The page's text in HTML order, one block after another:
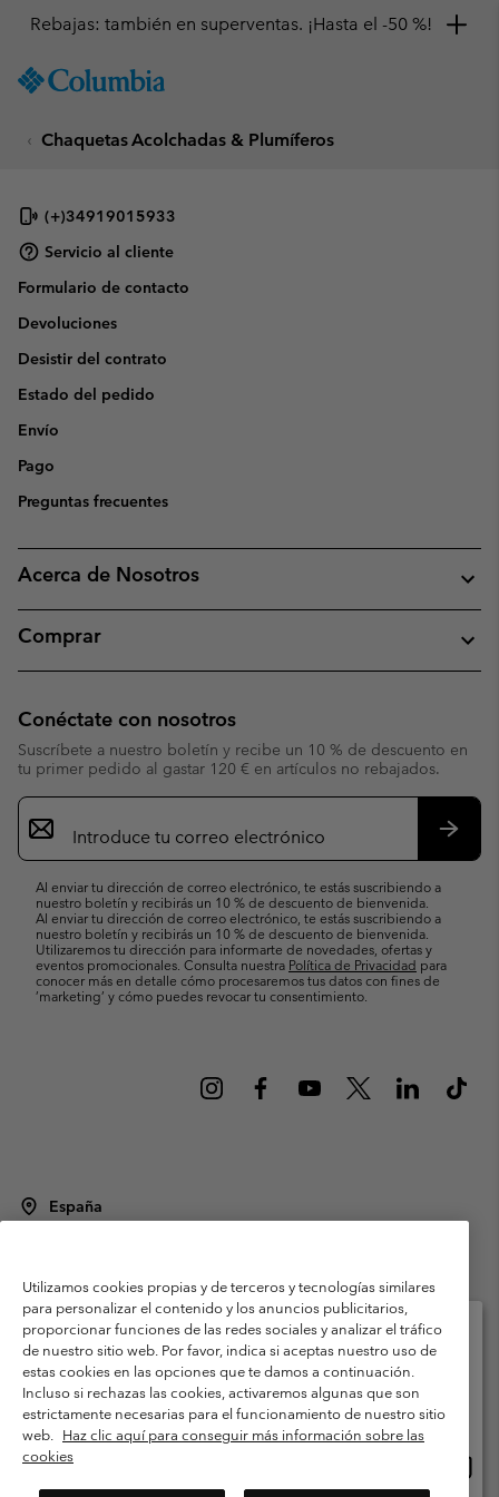
TO
SKIP
NAV
SKIP
SEARCH
Rebajas: también en superventas. ¡Hasta el -50 %!
Chaquetas Acolchadas & Plumíferos
(+)34919015933
Servicio al cliente
Formulario de contacto
Devoluciones
Desistir del contrato
Estado del pedido
Envío
Pago
Preguntas frecuentes
Acerca de Nosotros
Comprar
Conéctate con nosotros
Suscríbete a nuestro boletín y recibe un 10 % de descuento en
tu primer pedido al gastar 120 € en artículos no rebajados.
Suscripción
de
correo
Al enviar tu dirección de correo electrónico, te estás suscribiendo a
nuestro boletín y recibirás un 10 % de descuento de bienvenida.
Al enviar tu dirección de correo electrónico, te estás suscribiendo a
nuestro boletín y recibirás un 10 % de descuento de bienvenida.
Utilizaremos tu dirección para informarte de novedades, ofertas y
eventos promocionales. Consulta nuestra Política de Privacidad para
conocer más en detalle cómo procesaremos tus datos con fines de
’marketing’ y cómo puedes revocar tu consentimiento.
España
Condiciones de uso
Terminos de Venta
Garantía
Política de Privacidad
Términos y condiciones del programa de miembros
Términos De Uso Del Contenido Generado Por Los Usuarios
Impressum
Cookies Public CBCR
Utilizamos cookies propias y de terceros y tecnologías similares
para personalizar el contenido y los anuncios publicitarios,
proporcionar funciones de las redes sociales y analizar el tráfico
de nuestro sitio web. Por favor, indica si aceptas nuestro uso de
estas cookies en las opciones que te damos a continuación.
Incluso si rechazas las cookies, activaremos algunas que son
estrictamente necesarias para el funcionamiento de nuestro sitio
web. Haz clic aquí para conseguir más información sobre las
cookies
Selecciona tu país e idioma envío
Compras en línea disponibles